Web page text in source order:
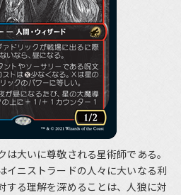
大いに尊敬される星術師である。
イニストラードの人々に大いなる利
する理解を深めることは、人狼に対